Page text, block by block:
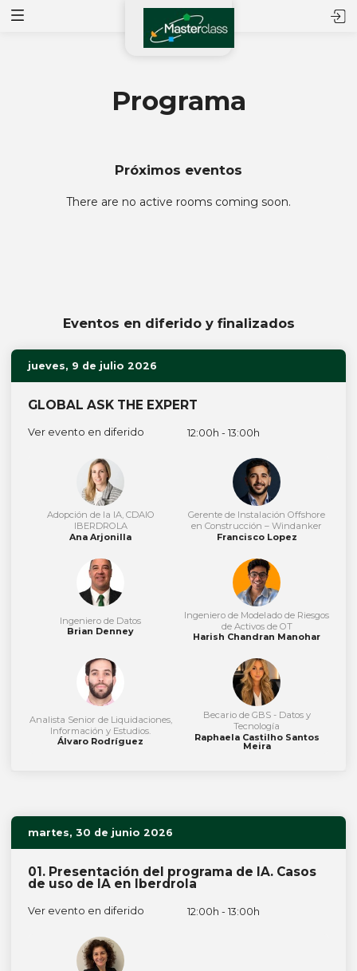
Programa
Próximos eventos
There are no active rooms coming soon.
Eventos en diferido y finalizados
jueves, 9 de julio 2026
GLOBAL ASK THE EXPERT
Ver evento en diferido 12:00h - 13:00h
Adopción de la IA, CDAIO
IBERDROLA
Ana Arjonilla
Gerente de Instalación Offshore
en Construcción – Windanker
Francisco Lopez
Ingeniero de Datos
Brian Denney
Ingeniero de Modelado de Riesgos
de Activos de OT
Harish Chandran Manohar
Analista Senior de Liquidaciones,
Información y Estudios.
Álvaro Rodríguez
Becario de GBS - Datos y
Tecnología
Raphaela Castilho Santos
Meira
martes, 30 de junio 2026
01. Presentación del programa de IA. Casos
de uso de IA en Iberdrola
Ver evento en diferido 12:00h - 13:00h